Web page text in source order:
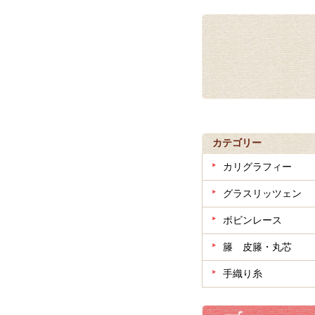
カテゴリー
カリグラフィー
グラスリッツェン
ボビンレース
籐 皮籐・丸芯
手織り糸